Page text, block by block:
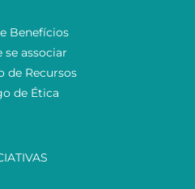
Benefícios
se associar
de Recursos
de Ética